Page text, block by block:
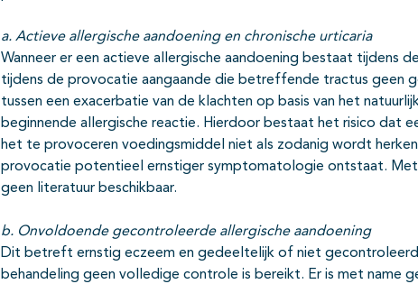
a. Actieve allergische aandoening en chronische urticaria
Wanneer er een actieve allergische aandoening bestaat tijdens
tijdens de provocatie aangaande die betreffende tractus geen
tussen een exacerbatie van de klachten op basis van het
beginnende allergische reactie. Hierdoor bestaat het risico dat
het te provoceren voedingsmiddel niet als zodanig wordt
provocatie potentieel ernstiger symptomatologie ontstaat.
geen literatuur beschikbaar.
b. Onvoldoende gecontroleerde allergische aandoening
Dit betreft ernstig eczeem en gedeeltelijk of niet gecontroleerd
behandeling geen volledige controle is bereikt. Er is met name